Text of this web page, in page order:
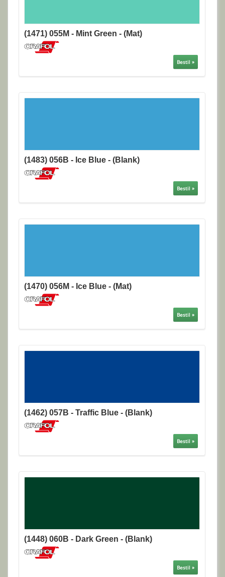
(1471) 055M - Mint Green - (Mat)
Bestil »
(1483) 056B - Ice Blue - (Blank)
Bestil »
(1470) 056M - Ice Blue - (Mat)
Bestil »
(1462) 057B - Traffic Blue - (Blank)
Bestil »
(1448) 060B - Dark Green - (Blank)
Bestil »